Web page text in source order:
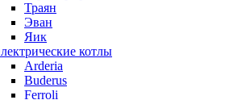
Траян
Эван
Яик
котлы
Arderia
Buderus
Ferroli